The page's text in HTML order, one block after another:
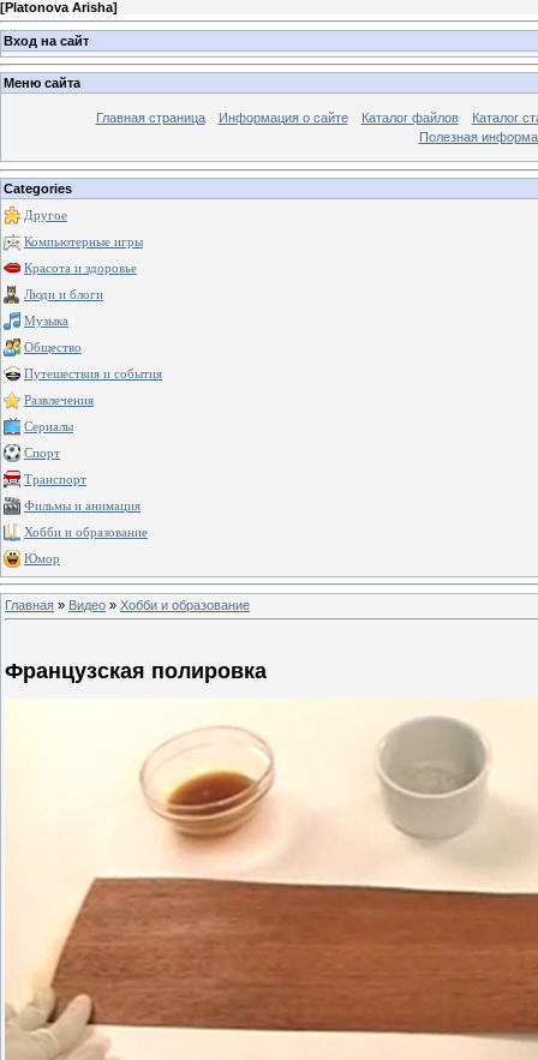
[Platonova Arisha]
Вход на сайт
Меню сайта
Главная страница Информация о сайте Каталог файлов
Каталог
Полезная
Categories
Другое
Компьютерные игры
Красота и здоровье
Люди и блоги
Музыка
Общество
Путешествия и события
Развлечения
Сериалы
Спорт
Транспорт
Фильмы и анимация
Хобби и образование
Юмор
Главная » Видео » Хобби и образование
Французская полировка